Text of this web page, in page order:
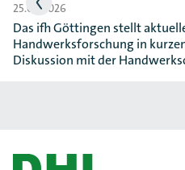
25.06.2026
Das ifh Göttingen stellt
Handwerksforschung in
Diskussion mit der